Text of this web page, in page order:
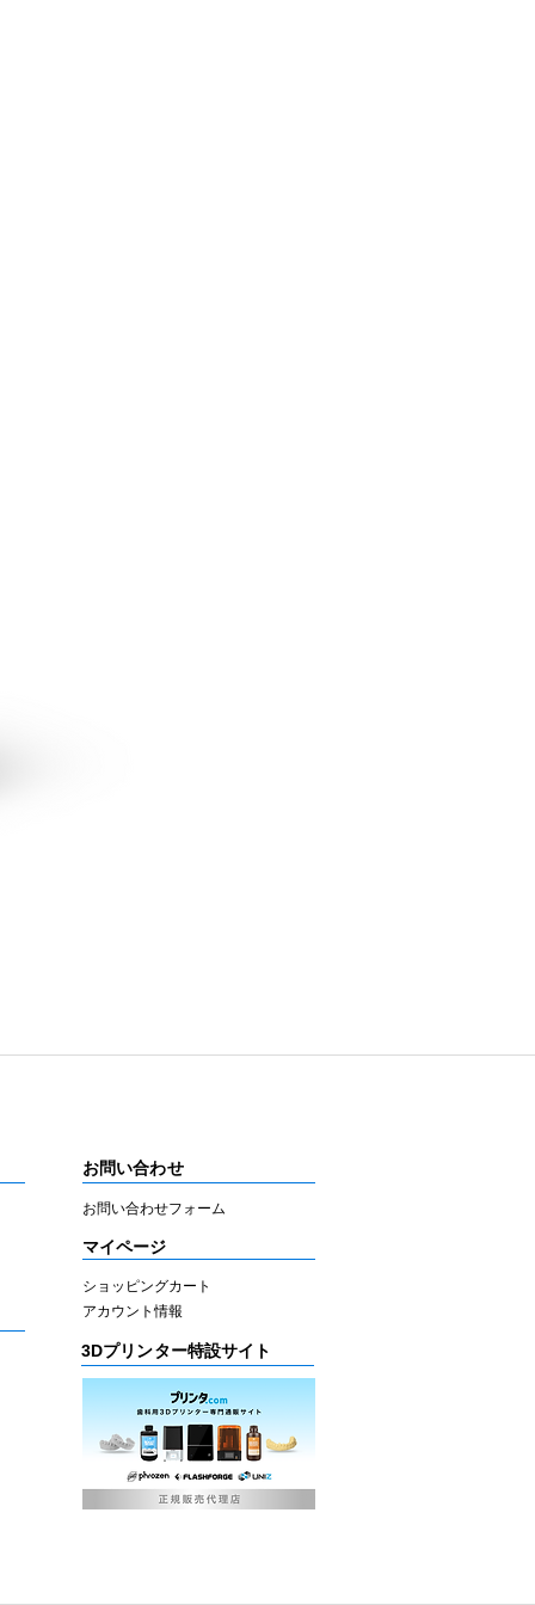
お問い合わせ
お問い合わせフォーム
マイページ
ショッピングカート
アカウント情報
3Dプリンター特設サイト